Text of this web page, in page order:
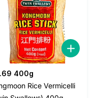
400g
Rice Vermicelli